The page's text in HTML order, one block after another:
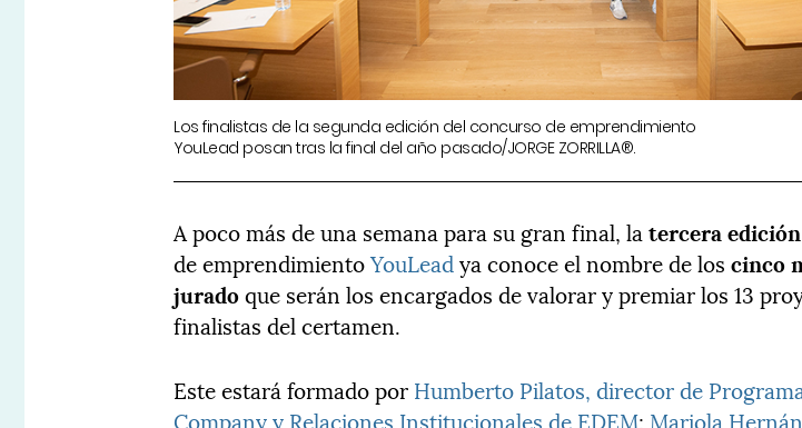
Los finalistas de la segunda edición del concurso de emprendimiento
YouLead posan tras la final del año pasado/JORGE ZORRILLA®.
A poco más de una semana para su gran final, latercera edición
de emprendimientoYouLeadya conoce el nombre de loscinco
juradoque serán los encargados de valorar y premiar los 13
finalistas del certamen.
Este estará formado por Humberto Pilatos, director de
Company y Relaciones Institucionales de EDEM;Mariola